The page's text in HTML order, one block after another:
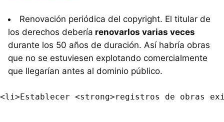
Renovación periódica del copyright. El titular de
los derechos debería renovarlos varias veces
durante los 50 años de duración. Así habría obras
que no se estuviesen explotando comercialmente
que llegarían antes al dominio público.
<li>Establecer <strong>registros de obras